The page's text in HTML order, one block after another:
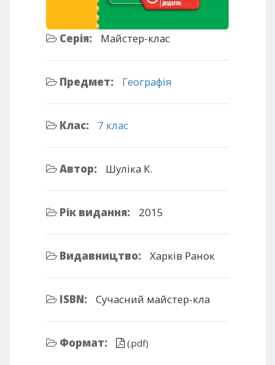
Серія: Майстер-клас
Предмет: Географія
Клас: 7 клас
Автор: Шуліка К.
Рік видання: 2015
Видавництво: Харків Ранок
ISBN: Сучасний майстер-кла
Формат: (.pdf)